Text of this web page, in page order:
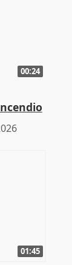
00:24
01:45